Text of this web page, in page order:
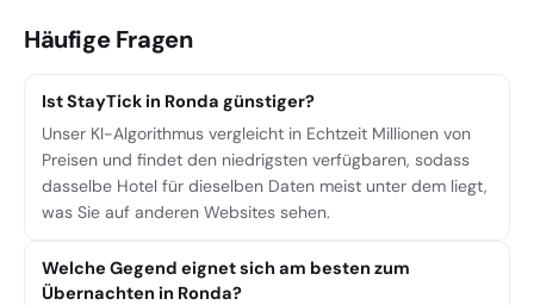
Häufige Fragen
Ist StayTick in Ronda günstiger?
Unser KI-Algorithmus vergleicht in Echtzeit Millionen von
Preisen und findet den niedrigsten verfügbaren, sodass
dasselbe Hotel für dieselben Daten meist unter dem liegt,
was Sie auf anderen Websites sehen.
Welche Gegend eignet sich am besten zum
Übernachten in Ronda?